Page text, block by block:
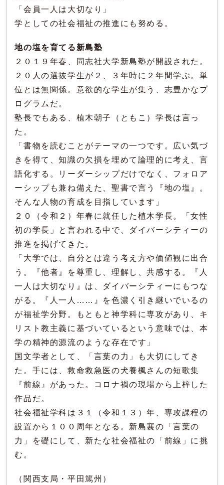
「会員一人は大切なり」
学としての社会福祉の推進にも努める。
地の塩を育てる新島塾
２０１９年春、同志社大学新島塾が開設された。
２０人の選抜学生が２、３年時に２年間学ぶ。単
位とは無関係。意欲的な学生が集う、志豊かなプ
ログラムだ。
塾長でもある、植木朝子（ともこ）学長は言っ
た。
「書物を読むことがテーマの一つです。広い気づ
きを得て、知識の欠損を埋めて論理的に考え、言
語化する。リーダーシップだけでなく、フォロア
ーシップも兼ね備えた、聖書で言う『地の塩』。
そんな人物の育成を目指しています」
２０（令和２）年春に就任した植木学長。「女性
初の学長」と言われる中で、ダイバーシティーの
推進を掲げてきた。
「大学では、自分とは違う考え方や価値観に出合
う。『他者』を尊重し、理解し、共感する。『人
一人は大切なり』は、ダイバーシティーにもつな
がる。『人一人……』を色濃く引き継いでいるの
が福祉学分野。もともと神学科に専攻があり、キ
リスト教主義に基づいているという意味では、本
学の精神的源流のような存在です」
国文学者として、「言葉の力」も大切にしてき
た。手には、救命救急医の犬養楓さんの短歌集
『前線』があった。コロナ禍の現場から上梓した
作品だ。
社会福祉学科は３１（令和１３）年、専攻課程の
設置から１００周年となる。新島襄の「言葉の
力」を礎にして、新たな社会福祉の「前線」に挑
む。
（関西支局・平田篤州）